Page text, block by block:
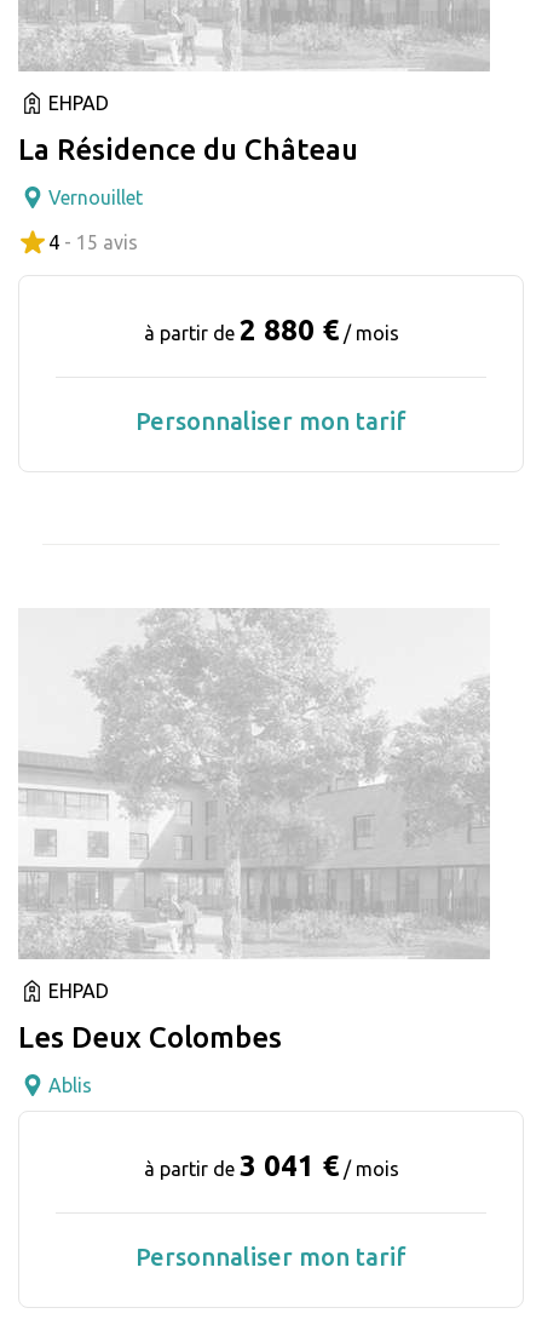
EHPAD
La Résidence du Château
Vernouillet
4 - 15 avis
à partir de 2 880 € / mois
Personnaliser mon tarif
EHPAD
Les Deux Colombes
Ablis
à partir de 3 041 € / mois
Personnaliser mon tarif